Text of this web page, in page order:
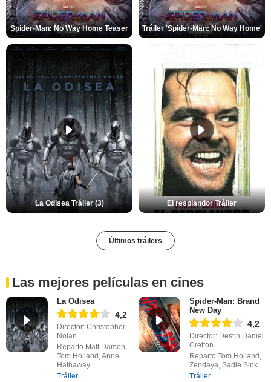
Spider-Man: No Way Home Teaser Tráiler 'Spider-Man: No Way Home'
La Odisea Tráiler (3) El resplandor Tráiler
Últimos tráilers
Las mejores películas en cines
La Odisea
4,2
Director: Christopher
Nolan
Reparto Matt Damon,
Tom Holland, Anne
Hathaway
Tráiler
Spider-Man: Brand
New Day
4,2
Director: Destin Daniel
Cretton
Reparto Tom Holland,
Zendaya, Sadie Sink
Tráiler